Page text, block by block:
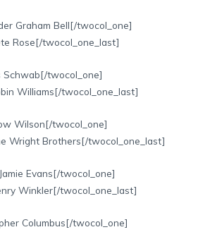
Graham Bell[/twocol_one]
Rose[/twocol_one_last]
Schwab[/twocol_one]
Williams[/twocol_one_last]
Wilson[/twocol_one]
Wright Brothers[/twocol_one_last]
Evans[/twocol_one]
Winkler[/twocol_one_last]
Columbus[/twocol_one]